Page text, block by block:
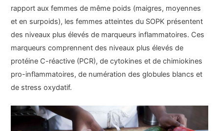
rapport aux femmes de même poids (maigres, moyennes
et en surpoids), les femmes atteintes du SOPK présentent
des niveaux plus élevés de marqueurs inflammatoires. Ces
marqueurs comprennent des niveaux plus élevés de
protéine C-réactive (PCR), de cytokines et de chimiokines
pro-inflammatoires, de numération des globules blancs et
de stress oxydatif.